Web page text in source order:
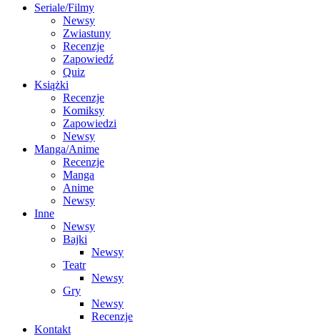
Seriale/Filmy
Newsy
Zwiastuny
Recenzje
Zapowiedź
Quiz
Książki
Recenzje
Komiksy
Zapowiedzi
Newsy
Manga/Anime
Recenzje
Manga
Anime
Newsy
Inne
Newsy
Bajki
Newsy
Teatr
Newsy
Gry
Newsy
Recenzje
Kontakt